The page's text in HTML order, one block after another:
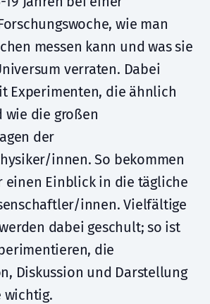
wie man
messen kann und was sie
verraten. Dabei
Experimenten, die ähnlich
wie die großen
der
innen. So bekommen
einen Einblick in die tägliche
innen. Vielfältige
dabei geschult; so ist
die
Diskussion und Darstellung
wichtig.